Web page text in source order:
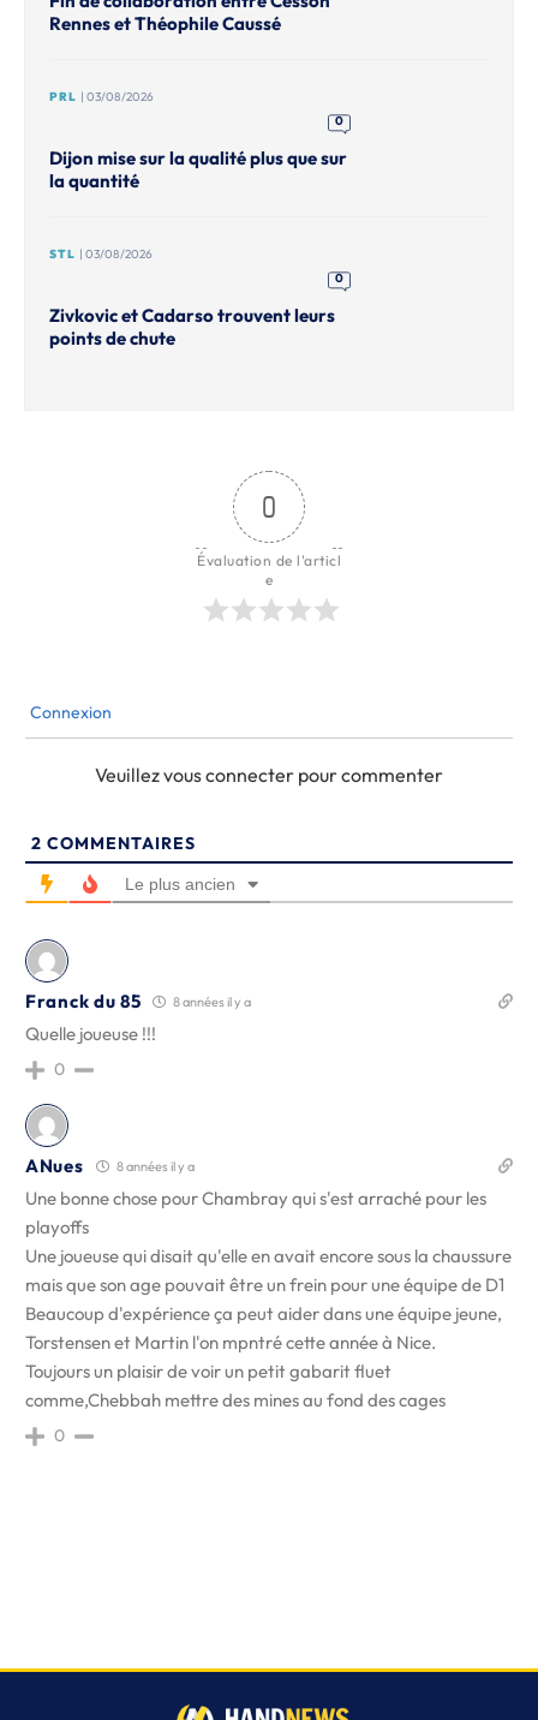
Rennes et Théophile Caussé
PRL | 03/08/2026
0
Dijon mise sur la qualité plus que sur
la quantité
STL | 03/08/2026
0
Zivkovic et Cadarso trouvent leurs
points de chute
0
Évaluation de l'articl
e
Connexion
Veuillez vous connecter pour commenter
2 COMMENTAIRES
Le plus ancien
Franck du 85 8 années il y a
Quelle joueuse !!!
0
ANues 8 années il y a
Une bonne chose pour Chambray qui s'est arraché pour les
playoffs
Une joueuse qui disait qu'elle en avait encore sous la chaussure
mais que son age pouvait être un frein pour une équipe de D1
Beaucoup d'expérience ça peut aider dans une équipe jeune,
Torstensen et Martin l'on mpntré cette année à Nice.
Toujours un plaisir de voir un petit gabarit fluet
comme,Chebbah mettre des mines au fond des cages
0